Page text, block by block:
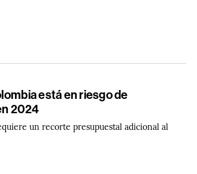
está en riesgo de
2024
un recorte presupuestal adicional al